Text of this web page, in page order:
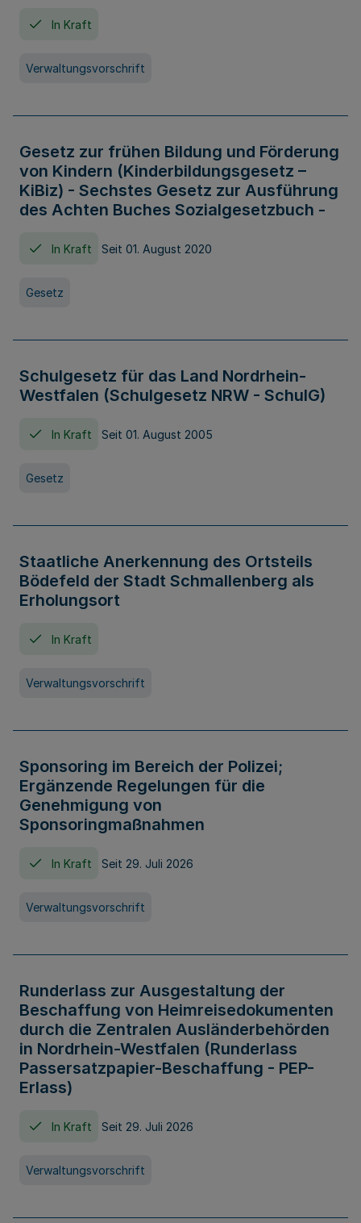
In Kraft
Verwaltungsvorschrift
Gesetz zur frühen Bildung und Förderung
von Kindern (Kinderbildungsgesetz –
KiBiz) - Sechstes Gesetz zur Ausführung
des Achten Buches Sozialgesetzbuch -
In Kraft Seit 01. August 2020
Gesetz
Schulgesetz für das Land Nordrhein-
Westfalen (Schulgesetz NRW - SchulG)
In Kraft Seit 01. August 2005
Gesetz
Staatliche Anerkennung des Ortsteils
Bödefeld der Stadt Schmallenberg als
Erholungsort
In Kraft
Verwaltungsvorschrift
Sponsoring im Bereich der Polizei;
Ergänzende Regelungen für die
Genehmigung von
Sponsoringmaßnahmen
In Kraft Seit 29. Juli 2026
Verwaltungsvorschrift
Runderlass zur Ausgestaltung der
Beschaffung von Heimreisedokumenten
durch die Zentralen Ausländerbehörden
in Nordrhein-Westfalen (Runderlass
Passersatzpapier-Beschaffung - PEP-
Erlass)
In Kraft Seit 29. Juli 2026
Verwaltungsvorschrift